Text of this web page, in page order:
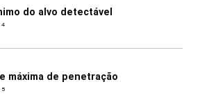
do alvo detectável
máxima de penetração